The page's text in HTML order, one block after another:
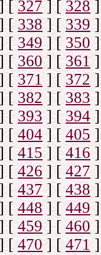
[327] [328]
[338] [339]
[349] [ 350]
[360] [361]
[371] [372]
[382] [383]
[393] [394]
[404] [405]
[415] [416]
[426] [427]
[437] [438]
[448] [449]
[459] [460]
[470] [471]